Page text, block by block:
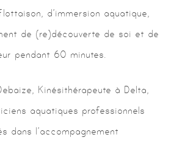
d’immersion aquatique,
de (re)découverte de soi et de
pendant 60 minutes.
Kinésithérapeute à Delta,
aquatiques professionnels
dans l’accompagnement